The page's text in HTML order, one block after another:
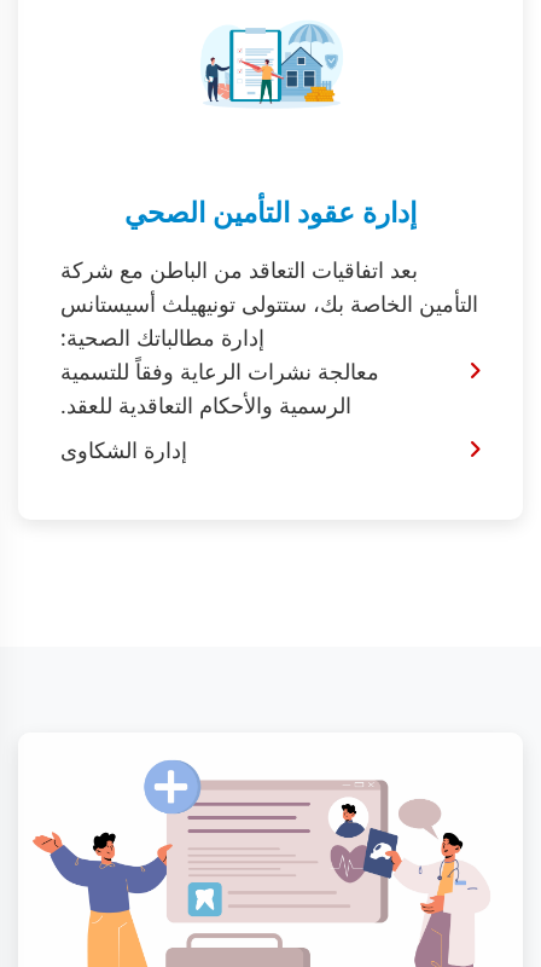
إدارة عقود التأمين الصحي
بعد اتفاقيات التعاقد من الباطن مع شركة
التأمين الخاصة بك، ستتولى تونيهيلث أسيستانس
إدارة مطالباتك الصحية:
معالجة نشرات الرعاية وفقاً للتسمية
الرسمية والأحكام التعاقدية للعقد.
إدارة الشكاوى